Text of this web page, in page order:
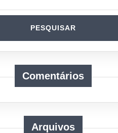
Comentários
Arquivos